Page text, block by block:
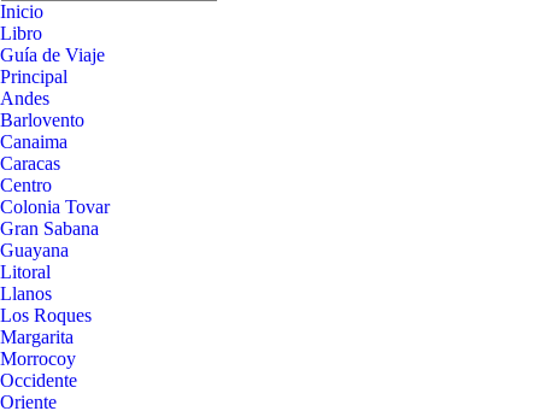
Inicio
Libro
Guía de Viaje
Principal
Andes
Barlovento
Canaima
Caracas
Centro
Colonia Tovar
Gran Sabana
Guayana
Litoral
Llanos
Los Roques
Margarita
Morrocoy
Occidente
Oriente